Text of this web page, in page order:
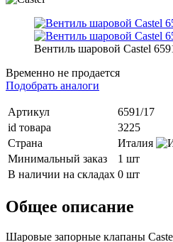
Вентиль шаровой Castel
Временно не продается
Подобрать аналоги
Артикул
6591/17
id товара
3225
Страна
Италия
Минимальный заказ
1 шт
В наличии на складах 0 шт
Общее описание
Шаровые запорные клапаны